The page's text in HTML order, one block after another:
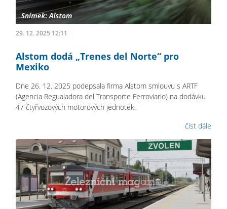
29. 12. 2025 12:11
Alstom dodá „Trenes del Norte“ pro
Mexiko
Dne 26. 12. 2025 podepsala firma Alstom smlouvu s ARTF
(Agencia Regualadora del Transporte Ferroviario) na dodávku
47 čtyřvozových motorových jednotek.
číst dále